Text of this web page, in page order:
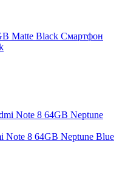
Смартфон
8 64GB Neptune Blue